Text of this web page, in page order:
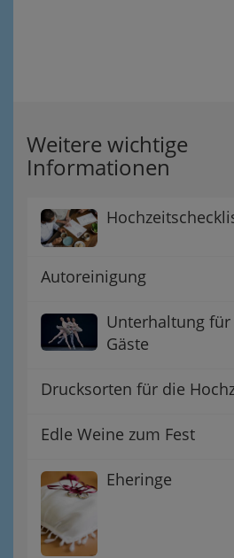
Weitere wichtige
Informationen
Autoreinigung
Unterhaltung für
Gäste
Drucksorten für die
Edle Weine zum Fest
Eheringe